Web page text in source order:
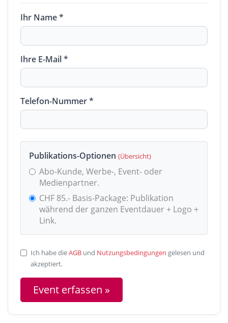
Ihr Name *
Ihre E-Mail *
Telefon-Nummer *
Publikations-Optionen (Übersicht)
Abo-Kunde, Werbe-, Event- oder
Medienpartner.
CHF 85.- Basis-Package: Publikation
während der ganzen Eventdauer + Logo +
Link.
Ich habe dieAGB und Nutzungsbedingungen gelesen und
akzeptiert.